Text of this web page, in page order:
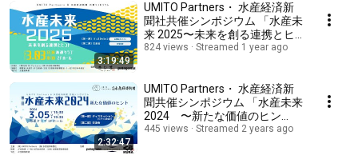
3:19:49
UMITO Partners・ 水産経済新
聞社共催シンポジウム 「水産未
来 2025〜未来を創る連携とヒ
ント〜」
824 views Streamed 1 year ago
2:32:47
UMITO Partners・ 水産経済新
聞共催シンポジウム 「水産未来
2024 〜新たな価値のヒン
ト〜」
445 views Streamed 2 years ago